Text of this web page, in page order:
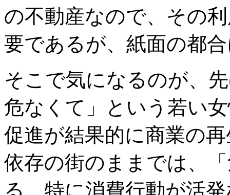
の不動産なので、その
要であるが、紙面の都
そこで気になるのが、
危なくて」という若い
促進が結果的に商業の
依存の街のままでは、
る。特に消費行動が活